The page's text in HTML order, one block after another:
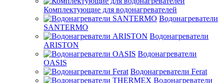
Комплектующие для водонагревателей
Водонагреватели
SANTERMO
Водонагреватели
ARISTON
Водонагреватели
OASIS
Водонагреватели Ferat
Водонагреватели